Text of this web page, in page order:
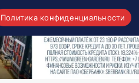
Политика конфиденциальности